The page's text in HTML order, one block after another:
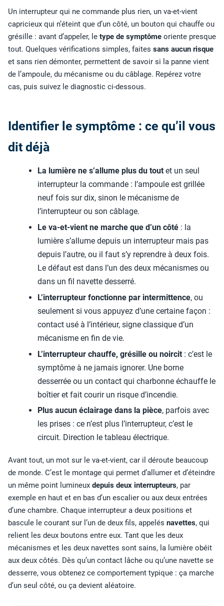
Un interrupteur qui ne commande plus rien, un va-et-vient
capricieux qui n’éteint que d’un côté, un bouton qui chauffe ou
grésille : avant d’appeler, le type de symptôme oriente presque
tout. Quelques vérifications simples, faites sans aucun risque
et sans rien démonter, permettent de savoir si la panne vient
de l’ampoule, du mécanisme ou du câblage. Repérez votre
cas, puis suivez le diagnostic ci-dessous.
Identifier le symptôme : ce qu’il vous
dit déjà
La lumière ne s’allume plus du tout et un seul
interrupteur la commande : l’ampoule est grillée
neuf fois sur dix, sinon le mécanisme de
l’interrupteur ou son câblage.
Le va-et-vient ne marche que d’un côté : la
lumière s’allume depuis un interrupteur mais pas
depuis l’autre, ou il faut s’y reprendre à deux fois.
Le défaut est dans l’un des deux mécanismes ou
dans un fil navette desserré.
L’interrupteur fonctionne par intermittence, ou
seulement si vous appuyez d’une certaine façon :
contact usé à l’intérieur, signe classique d’un
mécanisme en fin de vie.
L’interrupteur chauffe, grésille ou noircit : c’est le
symptôme à ne jamais ignorer. Une borne
desserrée ou un contact qui charbonne échauffe le
boîtier et fait courir un risque d’incendie.
Plus aucun éclairage dans la pièce, parfois avec
les prises : ce n’est plus l’interrupteur, c’est le
circuit. Direction le tableau électrique.
Avant tout, un mot sur le va-et-vient, car il déroute beaucoup
de monde. C’est le montage qui permet d’allumer et d’éteindre
un même point lumineux depuis deux interrupteurs, par
exemple en haut et en bas d’un escalier ou aux deux entrées
d’une chambre. Chaque interrupteur a deux positions et
bascule le courant sur l’un de deux fils, appelés navettes, qui
relient les deux boutons entre eux. Tant que les deux
mécanismes et les deux navettes sont sains, la lumière obéit
aux deux côtés. Dès qu’un contact lâche ou qu’une navette se
desserre, vous obtenez ce comportement typique : ça marche
d’un seul côté, ou ça devient aléatoire.